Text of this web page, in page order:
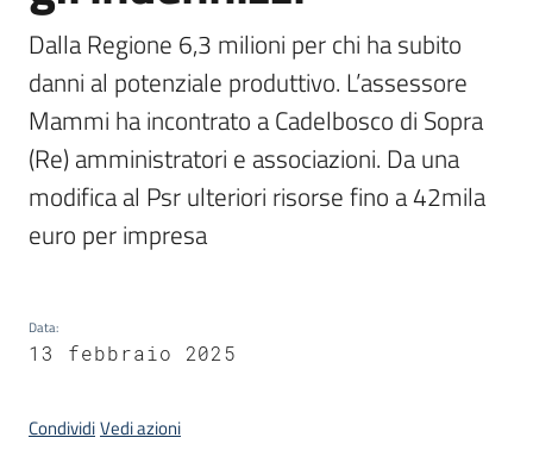
progetti
Agricoltura
in
cifre
Seguici
Dalla Regione 6,3 milioni per chi ha subito
danni al potenziale produttivo. L’assessore
Mammi ha incontrato a Cadelbosco di Sopra
(Re) amministratori e associazioni. Da una
modifica al Psr ulteriori risorse fino a 42mila
euro per impresa
Data:
13 febbraio 2025
CondividiVedi azioni